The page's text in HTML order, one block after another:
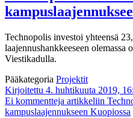
Technopolis investoi yhteensä
laajennushankkeeseen
Viestikadulla.
Pääkategoria Projektit
Kirjoitettu 4. huhtikuuta 2019,
Ei kommentteja artikkeliin
kampuslaajennukseen Kuopiossa